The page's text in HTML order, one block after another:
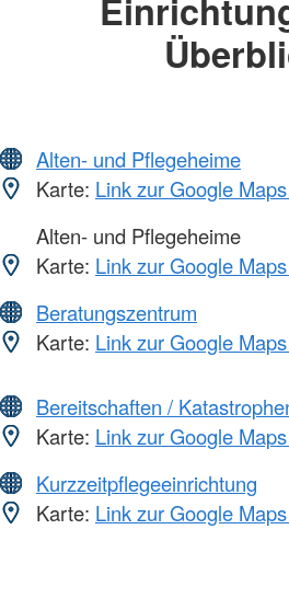
Alten- und Pflegeheime
Karte: Link zur Google
Alten- und Pflegeheime
Karte: Link zur Google
Beratungszentrum
Karte: Link zur Google
Bereitschaften /
Karte: Link zur Google
Kurzzeitpflegeeinrichtung
Karte: Link zur Google